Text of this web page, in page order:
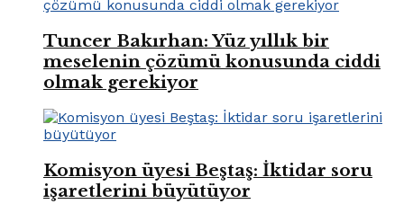
Tuncer Bakırhan: Yüz yıllık bir
meselenin çözümü konusunda ciddi
olmak gerekiyor
Komisyon üyesi Beştaş: İktidar soru
işaretlerini büyütüyor